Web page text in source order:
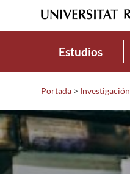
Estudios
Portada > Investigación